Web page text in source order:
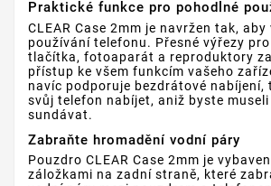
Praktické funkce pro pohodlné
CLEAR Case 2mm je navržen tak,
používání telefonu. Přesné výřezy
tlačítka, fotoaparát a reproduktory
přístup ke všem funkcím vašeho
navíc podporuje bezdrátové nabíjení,
svůj telefon nabíjet, aniž byste
sundávat.
Zabraňte hromadění vodní páry
Pouzdro CLEAR Case 2mm je
záložkami na zadní straně, které